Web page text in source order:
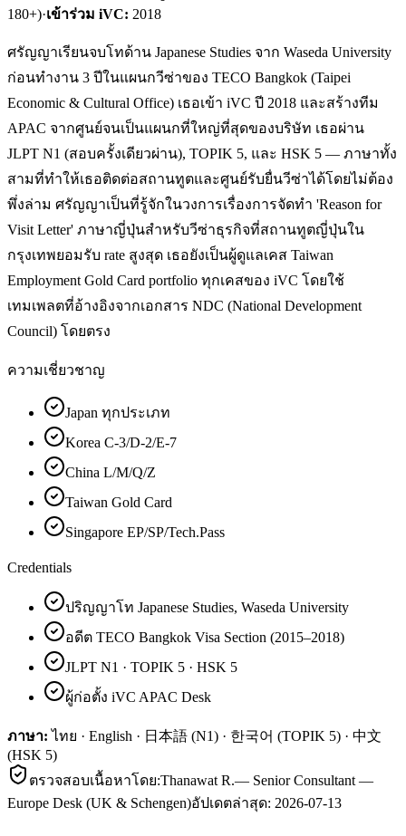
180+)·เข้าร่วม iVC: 2018
ศรัญญาเรียนจบโทด้าน Japanese Studies จาก Waseda University
ก่อนทำงาน 3 ปีในแผนกวีซ่าของ TECO Bangkok (Taipei
Economic & Cultural Office) เธอเข้า iVC ปี 2018 และสร้างทีม
APAC จากศูนย์จนเป็นแผนกที่ใหญ่ที่สุดของบริษัท เธอผ่าน
JLPT N1 (สอบครั้งเดียวผ่าน), TOPIK 5, และ HSK 5 — ภาษาทั้ง
สามที่ทำให้เธอติดต่อสถานทูตและศูนย์รับยื่นวีซ่าได้โดยไม่ต้อง
พึ่งล่าม ศรัญญาเป็นที่รู้จักในวงการเรื่องการจัดทำ 'Reason for
Visit Letter' ภาษาญี่ปุ่นสำหรับวีซ่าธุรกิจที่สถานทูตญี่ปุ่นใน
กรุงเทพยอมรับ rate สูงสุด เธอยังเป็นผู้ดูแลเคส Taiwan
Employment Gold Card portfolio ทุกเคสของ iVC โดยใช้
เทมเพลตที่อ้างอิงจากเอกสาร NDC (National Development
Council) โดยตรง
ความเชี่ยวชาญ
Japan ทุกประเภท
Korea C-3/D-2/E-7
China L/M/Q/Z
Taiwan Gold Card
Singapore EP/SP/Tech.Pass
Credentials
ปริญญาโท Japanese Studies, Waseda University
อดีต TECO Bangkok Visa Section (2015–2018)
JLPT N1 · TOPIK 5 · HSK 5
ผู้ก่อตั้ง iVC APAC Desk
ภาษา: ไทย · English · 日本語 (N1) · 한국어 (TOPIK 5) · 中文
(HSK 5)
ตรวจสอบเนื้อหาโดย:Thanawat R.— Senior Consultant —
Europe Desk (UK & Schengen)อัปเดตล่าสุด: 2026-07-13